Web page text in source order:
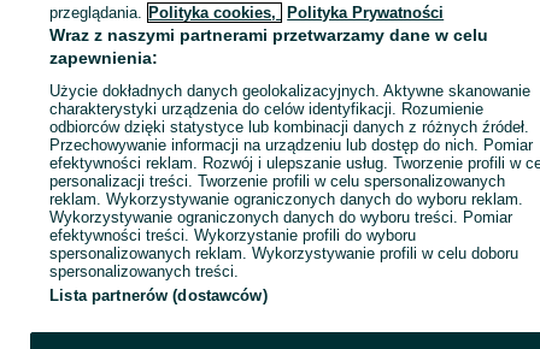
Zadzwoń / SMS Wyślij wiadomość
przeglądania. Polityka cookies, Polityka Prywatności
Wraz z naszymi partnerami przetwarzamy dane w celu
zapewnienia:
Użycie dokładnych danych geolokalizacyjnych. Aktywne skanowanie
charakterystyki urządzenia do celów identyfikacji. Rozumienie
odbiorców dzięki statystyce lub kombinacji danych z różnych źródeł.
Przechowywanie informacji na urządzeniu lub dostęp do nich. Pomiar
efektywności reklam. Rozwój i ulepszanie usług. Tworzenie profili w
personalizacji treści. Tworzenie profili w celu spersonalizowanych
reklam. Wykorzystywanie ograniczonych danych do wyboru reklam.
Wykorzystywanie ograniczonych danych do wyboru treści. Pomiar
efektywności treści. Wykorzystanie profili do wyboru
spersonalizowanych reklam. Wykorzystywanie profili w celu doboru
spersonalizowanych treści.
Lista partnerów (dostawców)